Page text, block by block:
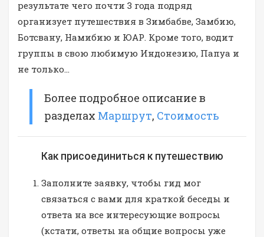
результате чего почти 3 года подряд
организует путешествия в Зимбабве, Замбию,
Ботсвану, Намибию и ЮАР. Кроме того, водит
группы в свою любимую Индонезию, Папуа и
не только…
Более подробное описание в
разделах Маршрут, Стоимость
Как присоединиться к путешествию
Заполните заявку, чтобы гид мог
связаться с вами для краткой беседы и
ответа на все интересующие вопросы
(кстати, ответы на общие вопросы уже